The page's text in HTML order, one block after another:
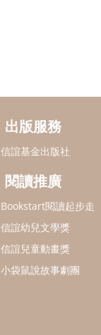
出版服務
信誼基金出版社
閱讀推廣
Bookstart閱讀起步走
信誼幼兒文學獎
信誼兒童動畫獎
小袋鼠說故事劇團